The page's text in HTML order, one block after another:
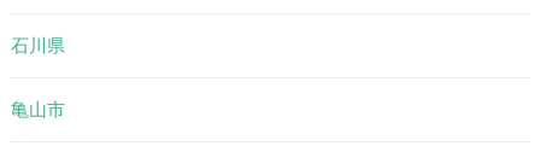
石川県
亀山市